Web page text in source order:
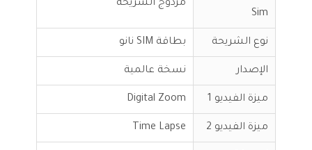
Sim
مزدوج الشريحة
نوع الشريحة بطاقة SIM نانو
الإصدار نسخة عالمية
ميزة الفيديو 1 Digital Zoom
ميزة الفيديو 2 Time Lapse